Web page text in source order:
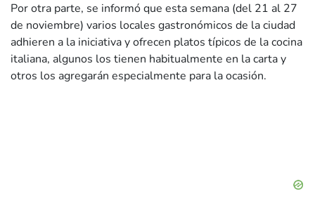
Por otra parte, se informó que esta semana (del 21 al 27
de noviembre) varios locales gastronómicos de la ciudad
adhieren a la iniciativa y ofrecen platos típicos de la cocina
italiana, algunos los tienen habitualmente en la carta y
otros los agregarán especialmente para la ocasión.